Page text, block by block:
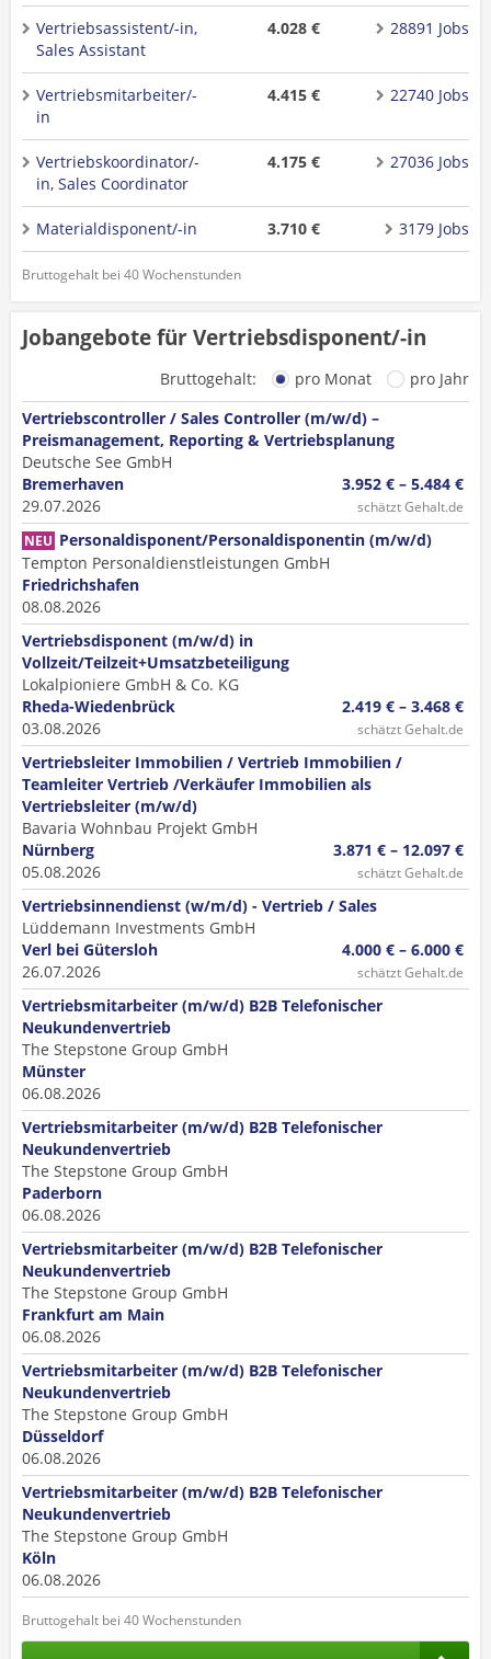
Vertriebsassistent/-in,
Sales Assistant
4.028 € 28891 Jobs
Vertriebsmitarbeiter/-
in
4.415 € 22740 Jobs
Vertriebskoordinator/-
in, Sales Coordinator
4.175 € 27036 Jobs
Materialdisponent/-in 3.710 € 3179 Jobs
Bruttogehalt bei 40 Wochenstunden
Jobangebote für Vertriebsdisponent/-in
Bruttogehalt: pro Monat
pro Jahr
Vertriebscontroller / Sales Controller (m/w/d) –
Preismanagement, Reporting & Vertriebsplanung
Deutsche See GmbH
Bremerhaven
29.07.2026
3.952 € – 5.484 €
schätzt Gehalt.de
NEU Personaldisponent/Personaldisponentin (m/w/d)
Tempton Personaldienstleistungen GmbH
Friedrichshafen
08.08.2026
Vertriebsdisponent (m/w/d) in
Vollzeit/Teilzeit+Umsatzbeteiligung
Lokalpioniere GmbH & Co. KG
Rheda-Wiedenbrück
03.08.2026
2.419 € – 3.468 €
schätzt Gehalt.de
Vertriebsleiter Immobilien / Vertrieb Immobilien /
Teamleiter Vertrieb /Verkäufer Immobilien als
Vertriebsleiter (m/w/d)
Bavaria Wohnbau Projekt GmbH
Nürnberg
05.08.2026
3.871 € – 12.097 €
schätzt Gehalt.de
Vertriebsinnendienst (w/m/d) - Vertrieb / Sales
Lüddemann Investments GmbH
Verl bei Gütersloh
26.07.2026
4.000 € – 6.000 €
schätzt Gehalt.de
Vertriebsmitarbeiter (m/w/d) B2B Telefonischer
Neukundenvertrieb
The Stepstone Group GmbH
Münster
06.08.2026
Vertriebsmitarbeiter (m/w/d) B2B Telefonischer
Neukundenvertrieb
The Stepstone Group GmbH
Paderborn
06.08.2026
Vertriebsmitarbeiter (m/w/d) B2B Telefonischer
Neukundenvertrieb
The Stepstone Group GmbH
Frankfurt am Main
06.08.2026
Vertriebsmitarbeiter (m/w/d) B2B Telefonischer
Neukundenvertrieb
The Stepstone Group GmbH
Düsseldorf
06.08.2026
Vertriebsmitarbeiter (m/w/d) B2B Telefonischer
Neukundenvertrieb
The Stepstone Group GmbH
Köln
06.08.2026
Bruttogehalt bei 40 Wochenstunden